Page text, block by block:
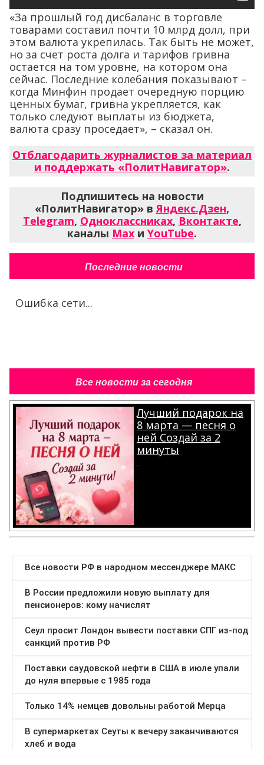
«За прошлый год дисбаланс в торговле
товарами составил почти 10 млрд долл, при
этом валюта укрепилась. Так быть не может,
но за счет роста долга и тарифов гривна
остается на том уровне, на котором она
сейчас. Последние колебания показывают –
когда Минфин продает очередную порцию
ценных бумаг, гривна укрепляется, как
только следуют выплаты из бюджета,
валюта сразу проседает», – сказал он.
Отблагодарить журналистов за материал
и поддержать «ПолитНавигатор».
Подпишитесь на новости
«ПолитНавигатор» вЯндекс.Дзен,
Telegram, Одноклассниках, Вконтакте,
каналы Max и YouTube.
Последние новости
Ошибка сети...
Все новости за сегодня
Лучший подарок на
8 марта — песня о
ней Создай за 2
минуты
.